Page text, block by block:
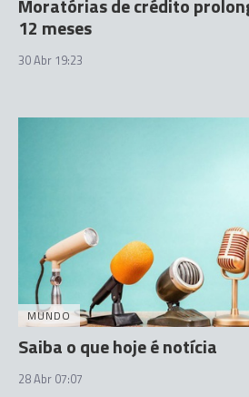
Moratórias de crédito
12 meses
30 Abr 19:23
MUNDO
Saiba o que hoje é notícia
28 Abr 07:07